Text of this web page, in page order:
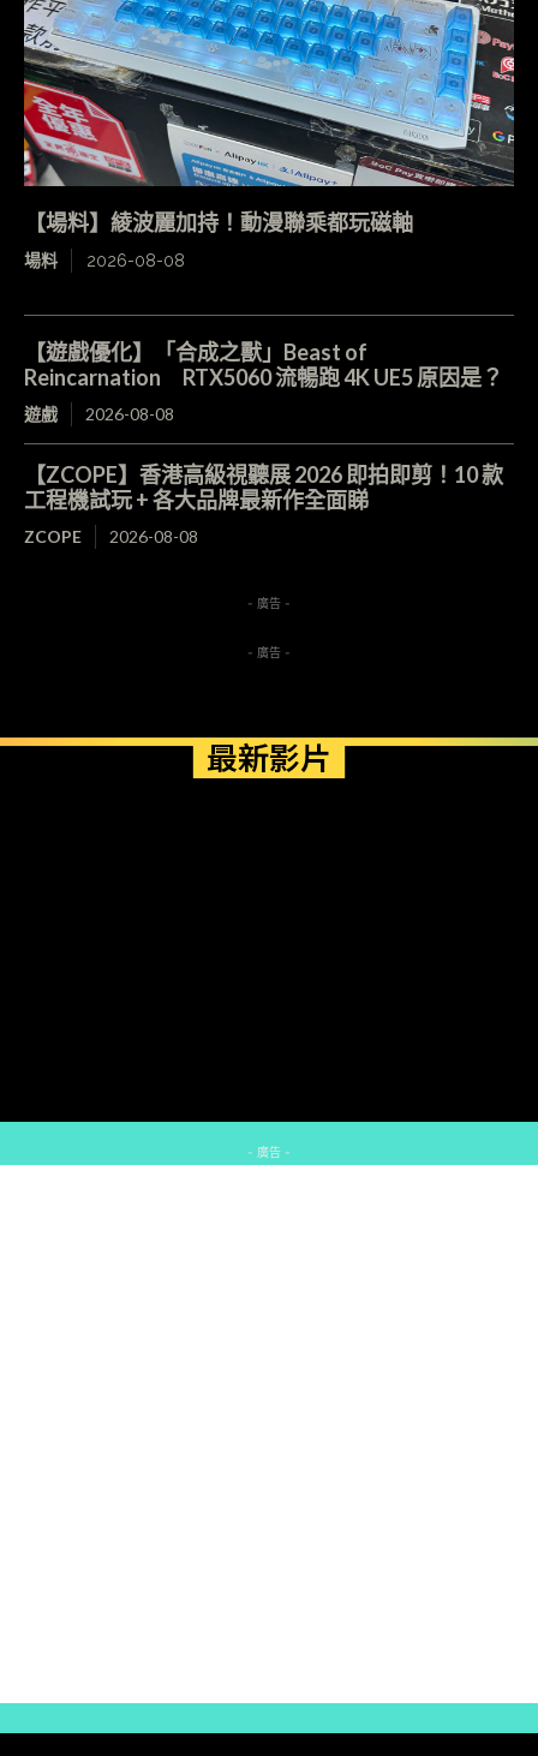
【場料】綾波麗加持！動漫聯乘都玩磁軸
場料 2026-08-08
【遊戲優化】「合成之獸」Beast of
Reincarnation RTX5060 流暢跑 4K UE5 原因是？
遊戲 2026-08-08
【ZCOPE】香港高級視聽展 2026 即拍即剪！10 款
工程機試玩 + 各大品牌最新作全面睇
ZCOPE 2026-08-08
- 廣告 -
- 廣告 -
最新影片
- 廣告 -